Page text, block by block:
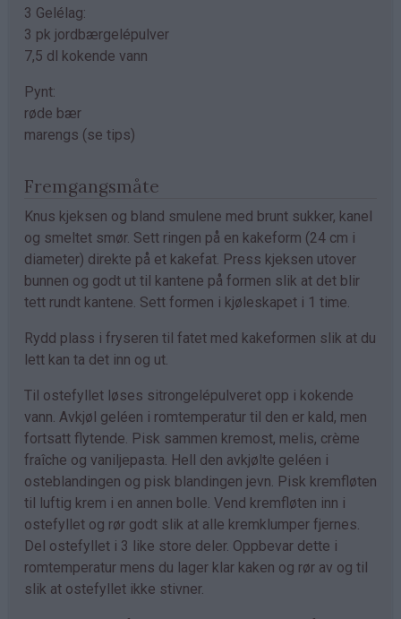
3 Gelélag:
3 pk jordbærgelépulver
7,5 dl kokende vann
Pynt:
røde bær
marengs (se tips)
Fremgangsmåte
Knus kjeksen og bland smulene med brunt sukker, kanel
og smeltet smør. Sett ringen på en kakeform (24 cm i
diameter) direkte på et kakefat. Press kjeksen utover
bunnen og godt ut til kantene på formen slik at det blir
tett rundt kantene. Sett formen i kjøleskapet i 1 time.
Rydd plass i fryseren til fatet med kakeformen slik at du
lett kan ta det inn og ut.
Til ostefyllet løses sitrongelépulveret opp i kokende
vann. Avkjøl geléen i romtemperatur til den er kald, men
fortsatt flytende. Pisk sammen kremost, melis, crème
fraîche og vaniljepasta. Hell den avkjølte geléen i
osteblandingen og pisk blandingen jevn. Pisk kremfløten
til luftig krem i en annen bolle. Vend kremfløten inn i
ostefyllet og rør godt slik at alle kremklumper fjernes.
Del ostefyllet i 3 like store deler. Oppbevar dette i
romtemperatur mens du lager klar kaken og rør av og til
slik at ostefyllet ikke stivner.